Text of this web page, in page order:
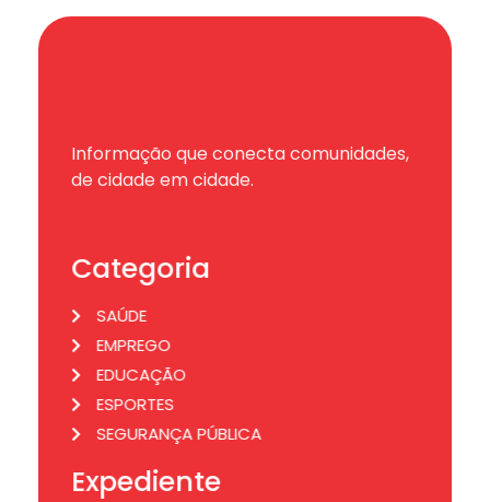
Informação que conecta comunidades,
de cidade em cidade.
Categoria
SAÚDE
EMPREGO
EDUCAÇÃO
ESPORTES
SEGURANÇA PÚBLICA
Expediente